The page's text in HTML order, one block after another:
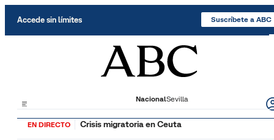
Accede sin límites Suscríbete a ABC
NacionalSevilla
EN DIRECTO Crisis migratoria en Ceuta